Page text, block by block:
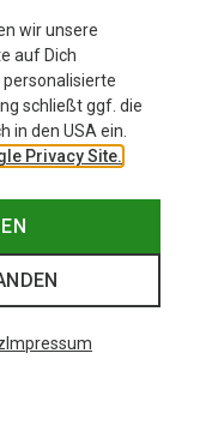
wir unsere
auf Dich
schließt ggf. die
in den USA ein.
Privacy Site.
Impressum